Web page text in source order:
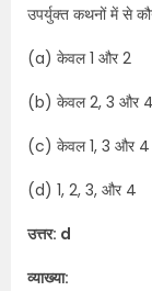
उपर्युक्त कथनों में से
(a) केवल 1 और 2
(b) केवल 2, 3 और 4
(c) केवल 1, 3 और 4
(d) 1, 2, 3, और 4
उत्तर: d
व्याख्या: